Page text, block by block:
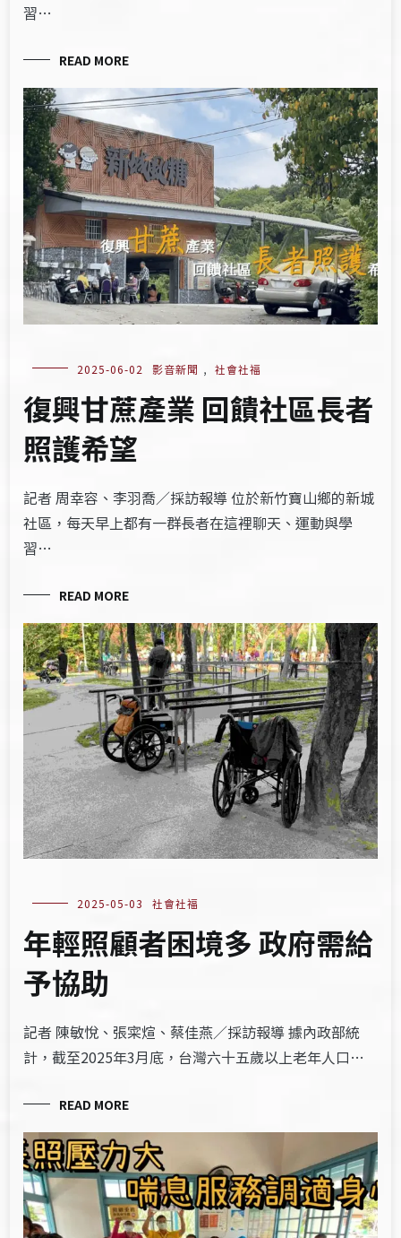
習…
READ MORE
2025-06-02 影音新聞 , 社會社福
復興甘蔗產業 回饋社區長者
照護希望
記者 周幸容、李羽喬／採訪報導 位於新竹寶山鄉的新城
社區，每天早上都有一群長者在這裡聊天、運動與學
習…
READ MORE
2025-05-03 社會社福
年輕照顧者困境多 政府需給
予協助
記者 陳敏悅、張寀煊、蔡佳燕／採訪報導 據內政部統
計，截至2025年3月底，台灣六十五歲以上老年人口…
READ MORE